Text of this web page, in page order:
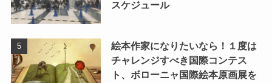
スケジュール
絵本作家になりたいなら！１度は
チャレンジすべき国際コンテス
ト、ボローニャ国際絵本原画展を